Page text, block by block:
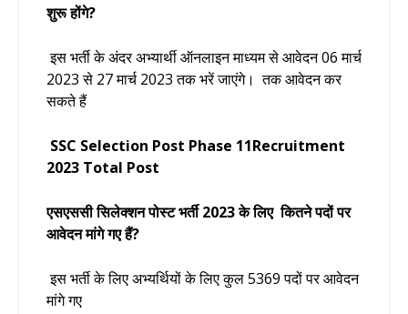
शुरू होंगे?
इस भर्ती के अंदर अभ्यार्थी ऑनलाइन माध्यम सेआवेदन 06 मार्च
2023 से 27 मार्च 2023 तक भरें जाएंगे। तक आवेदन कर
सकते हैं
SSC Selection Post Phase 11Recruitment
2023 Total Post
एसएससी सिलेक्शन पोस्ट भर्ती 2023के लिए कितने पदों पर
आवेदन मांगे गए हैं?
इस भर्ती के लिए अभ्यर्थियों के लिए कुल 5369 पदों पर आवेदन
मांगे गए